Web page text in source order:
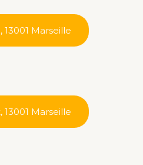
13001 Marseille
13001 Marseille